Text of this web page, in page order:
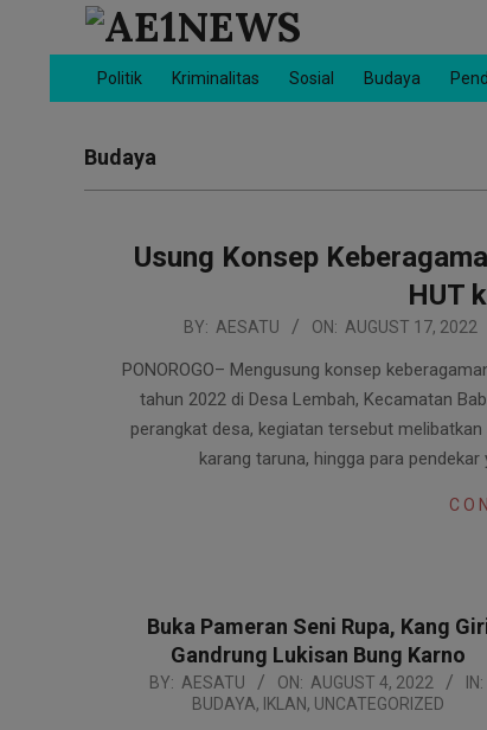
AE1NEWS
Primary
Menu
Politik Kriminalitas Sosial Budaya
Budaya
Usung Konsep
HUT
BY: AESATU ON: AUGUST 17, 2022
PONOROGO– Mengusung konsep
tahun 2022 di Desa Lembah, Kecamatan
perangkat desa, kegiatan tersebut
karang taruna, hingga para
Buka Pameran Seni Rupa, Kang
Gandrung Lukisan Bung Karno
2022-BY: AESATU ON: AUGUST 4, 2022
IN:
BUDAYA, IKLAN, UNCATEGORIZED